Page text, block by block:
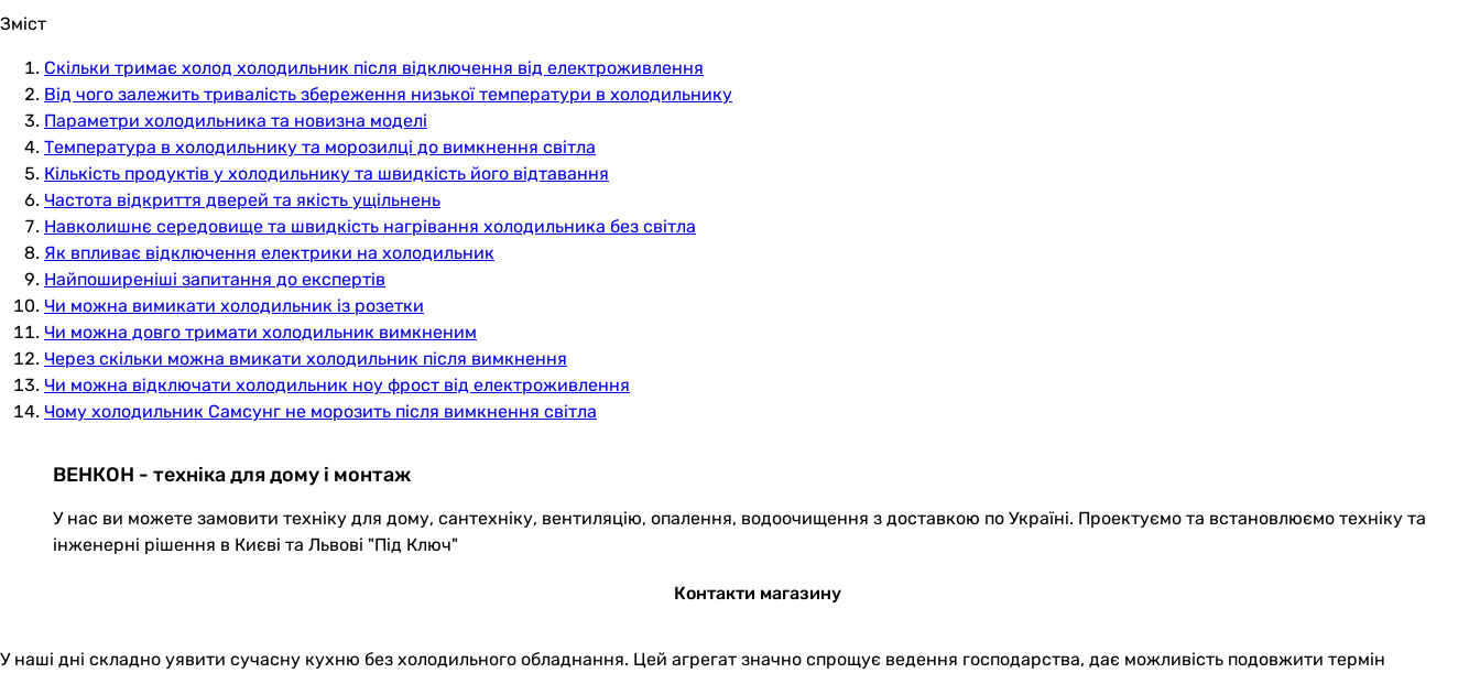
Зміст
Скільки тримає холод холодильник після відключення від електроживлення
Від чого залежить тривалість збереження низької температури в холодильнику
Параметри холодильника та новизна моделі
Температура в холодильнику та морозилці до вимкнення світла
Кількість продуктів у холодильнику та швидкість його відтавання
Частота відкриття дверей та якість ущільнень
Навколишнє середовище та швидкість нагрівання холодильника без світла
Як впливає відключення електрики на холодильник
Найпоширеніші запитання до експертів
Чи можна вимикати холодильник із розетки
Чи можна довго тримати холодильник вимкненим
Через скільки можна вмикати холодильник після вимкнення
Чи можна відключати холодильник ноу фрост від електроживлення
Чому холодильник Самсунг не морозить після вимкнення світла
ВЕНКОН - техніка для дому і монтаж
У нас ви можете замовити техніку для дому, сантехніку, вентиляцію, опалення, водоочищення з доставкою по Україні. Проектуємо та встановлюємо техніку та
інженерні рішення в Києві та Львові "Під Ключ"
Контакти магазину
У наші дні складно уявити сучасну кухню без холодильного обладнання. Цей агрегат значно спрощує ведення господарства, дає можливість подовжити термін